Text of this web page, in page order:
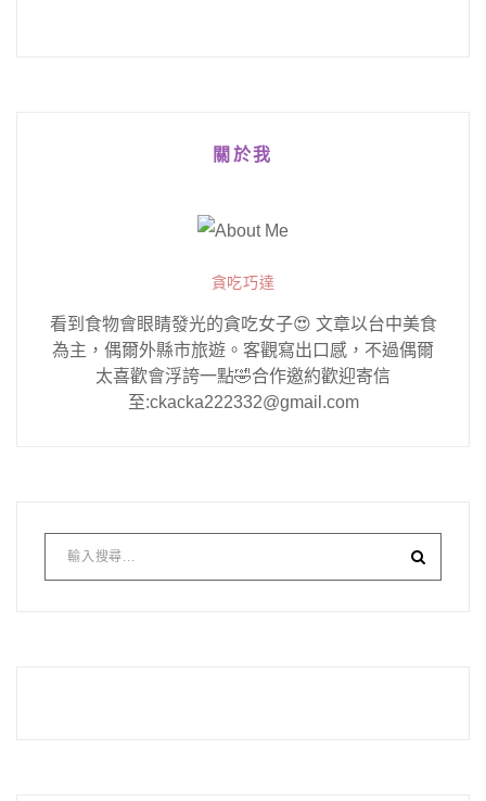
關於我
貪吃巧達
看到食物會眼睛發光的貪吃女子😍 文章以台中美食
為主，偶爾外縣市旅遊。客觀寫出口感，不過偶爾
太喜歡會浮誇一點🤣合作邀約歡迎寄信
至:ckacka222332@gmail.com